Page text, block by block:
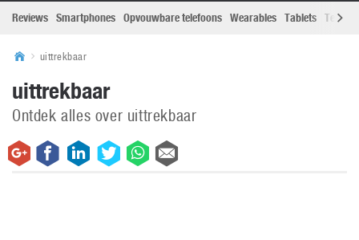
Reviews Smartphones Opvouwbare telefoons Wearables Tablets
uittrekbaar
uittrekbaar
Ontdek alles over uittrekbaar